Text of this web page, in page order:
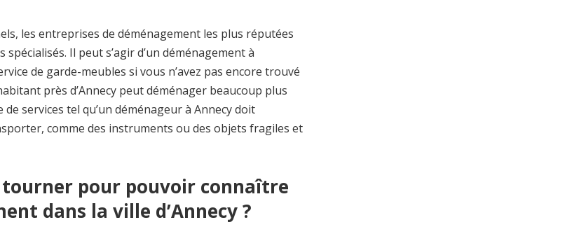
les entreprises de déménagement les plus réputées
Il peut s’agir d’un déménagement à
de garde-meubles si vous n’avez pas encore trouvé
près d’Annecy peut déménager beaucoup plus
services tel qu’un déménageur à Annecy doit
comme des instruments ou des objets fragiles et
pour pouvoir connaître
dans la ville d’Annecy ?